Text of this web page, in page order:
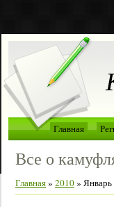
Главная
Все о
Главная» 2010» Январь